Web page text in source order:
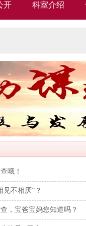
开 科室介绍
关信息
哦！
见不相厌”？
，宝爸宝妈您知道吗？